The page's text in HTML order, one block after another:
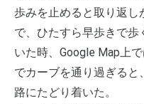
歩みを止めると取り返
で、ひたすら早歩きで
いた時、Google Map上
でカーブを通り過ぎる
路にたどり着いた。